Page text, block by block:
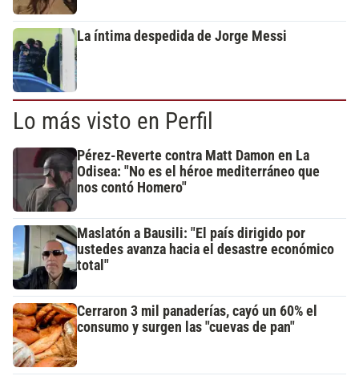
La íntima despedida de Jorge Messi
Lo más visto en Perfil
Pérez-Reverte contra Matt Damon en La
Odisea: "No es el héroe mediterráneo que
nos contó Homero"
Maslatón a Bausili: "El país dirigido por
ustedes avanza hacia el desastre económico
total"
Cerraron 3 mil panaderías, cayó un 60% el
consumo y surgen las "cuevas de pan"